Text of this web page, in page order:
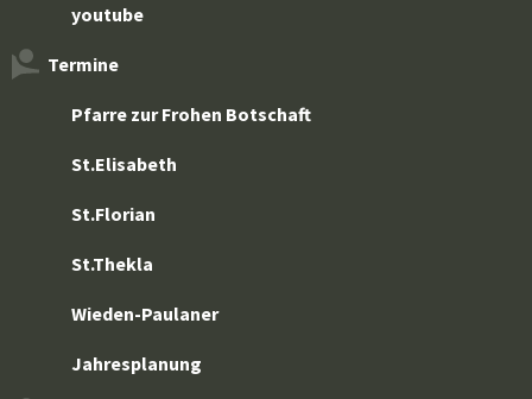
youtube
Termine
Pfarre zur Frohen Botschaft
St.Elisabeth
St.Florian
St.Thekla
Wieden-Paulaner
Jahresplanung